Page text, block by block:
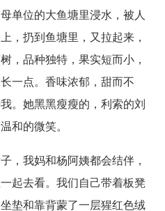
单位的大鱼塘里浸水，被人
，扔到鱼塘里，又拉起来，
，品种独特，果实短而小，
一点。香味浓郁，甜而不
。她黑黑瘦瘦的，利索的刘
和的微笑。
，我妈和杨阿姨都会结伴，
起去看。我们自己带着板凳
垫和靠背蒙了一层猩红色绒